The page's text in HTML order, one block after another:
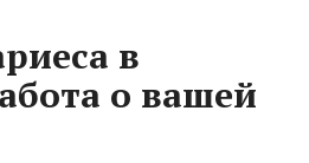
в
о вашей